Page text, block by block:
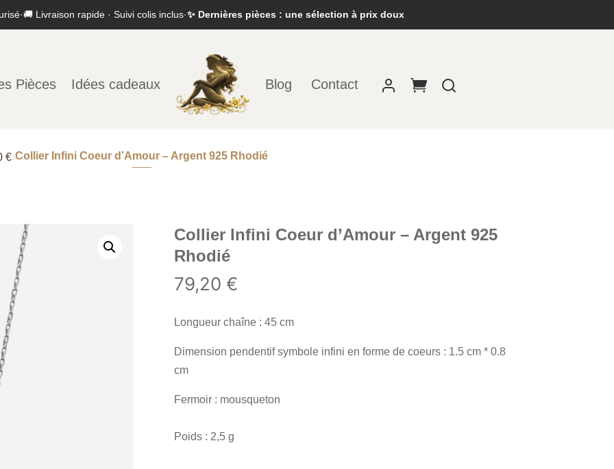
·🚚 Livraison rapide · Suivi colis inclus·✨ Dernières pièces : une sélection à prix doux
Pièces Idées cadeaux Blog Contact
€›Collier Infini Coeur d’Amour – Argent 925 Rhodié
Collier Infini Coeur d’Amour – Argent 925
Rhodié
79,20 €
Longueur chaîne : 45 cm
Dimension pendentif symbole infini en forme de coeurs : 1.5 cm * 0.8
cm
Fermoir : mousqueton
Poids : 2,5 g